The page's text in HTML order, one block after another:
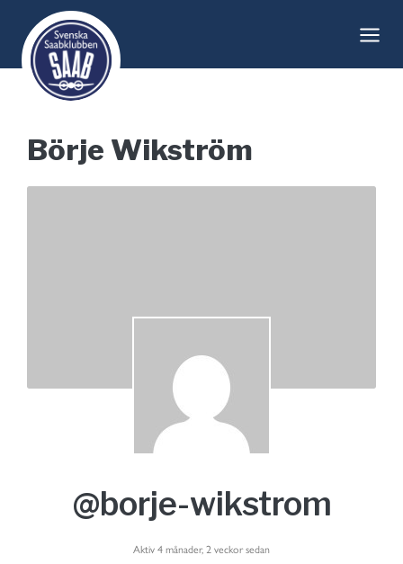
content
Börje Wikström
@borje-wikstrom
Aktiv 4 månader, 2 veckor sedan